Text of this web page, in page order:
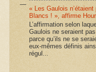
« Les Gaulois n’étaient
Blancs ! », affirme
L’affirmation selon
Gaulois ne seraient
parce qu’ils ne se
eux-mêmes définis
régul...